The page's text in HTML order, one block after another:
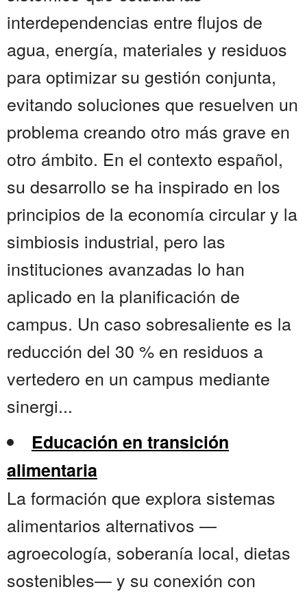
interdependencias entre flujos de
agua, energía, materiales y residuos
para optimizar su gestión conjunta,
evitando soluciones que resuelven un
problema creando otro más grave en
otro ámbito. En el contexto español,
su desarrollo se ha inspirado en los
principios de la economía circular y la
simbiosis industrial, pero las
instituciones avanzadas lo han
aplicado en la planificación de
campus. Un caso sobresaliente es la
reducción del 30 % en residuos a
vertedero en un campus mediante
sinergi...
Educación en transición
alimentaria
La formación que explora sistemas
alimentarios alternativos —
agroecología, soberanía local, dietas
sostenibles— y su conexión con